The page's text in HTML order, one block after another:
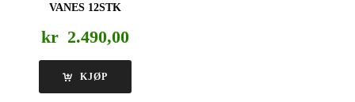
VANES 12STK
kr 2.490,00
KJØP